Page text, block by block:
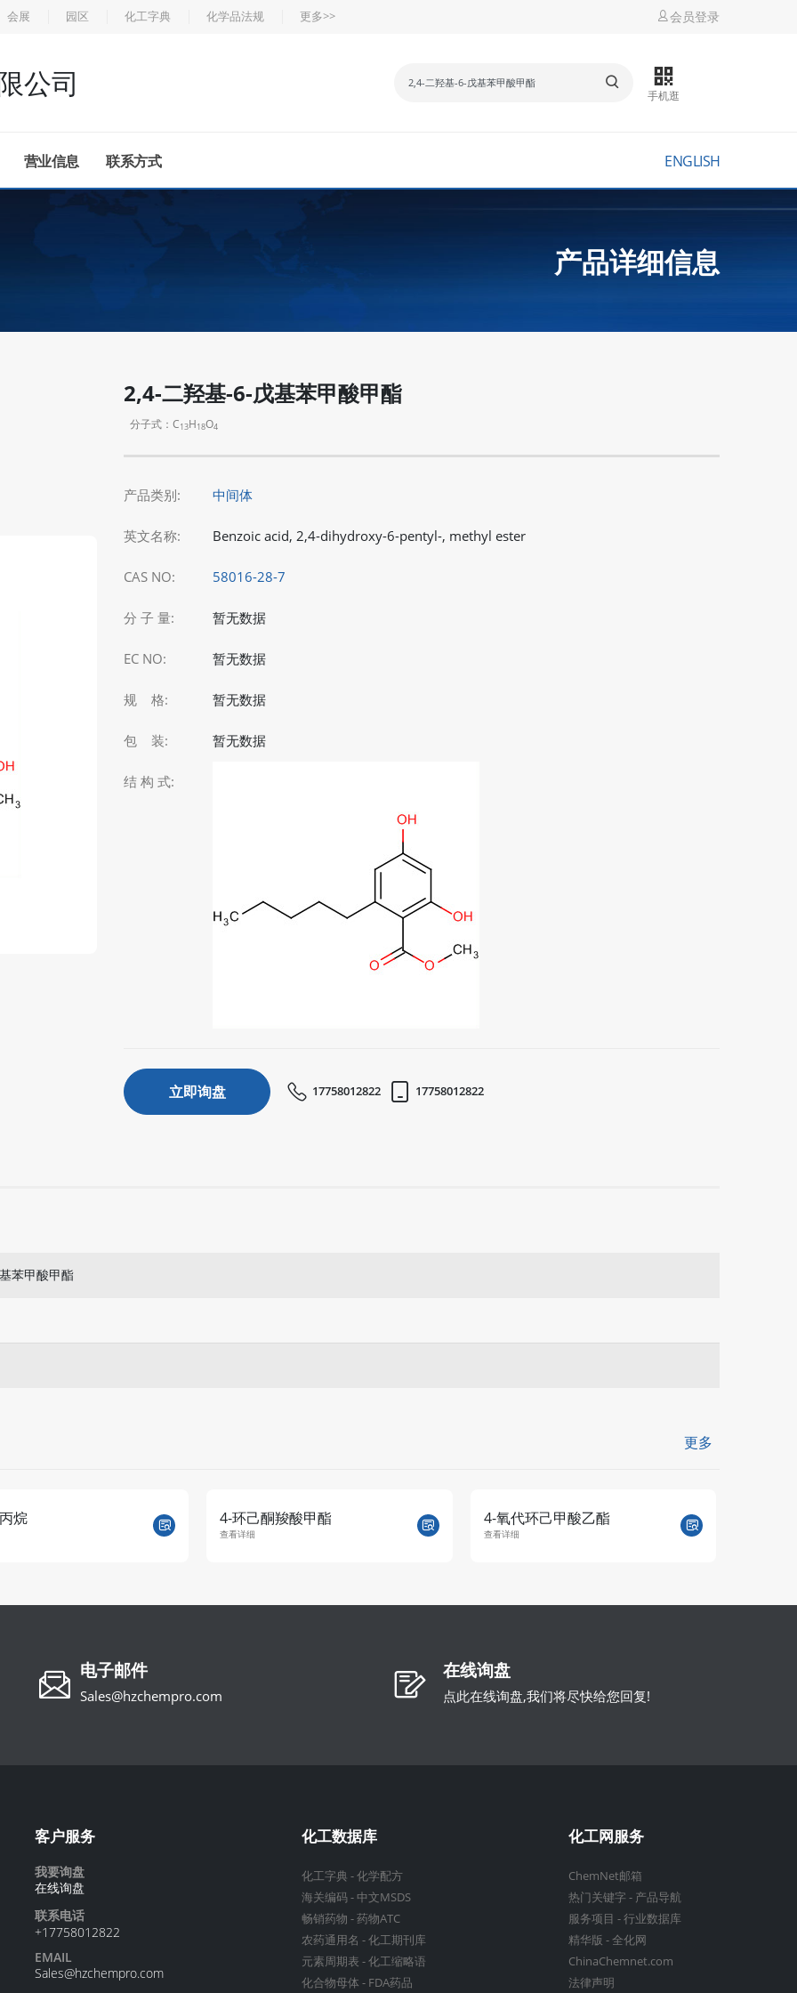
会展 园区 化工字典 化学品法规 更多>> 会员登录
公司 手机逛
营业信息 联系方式 ENGLISH
产品详细信息
2,4-二羟基-6-戊基苯甲酸甲酯
分子式：C13H18O4
产品类别: 中间体
英文名称: Benzoic acid, 2,4-dihydroxy-6-pentyl-, methyl ester
CAS NO: 58016-28-7
分 子 量: 暂无数据
EC NO: 暂无数据
规 格: 暂无数据
包 装: 暂无数据
结 构 式:
立即询盘 17758012822 17758012822
苯甲酸甲酯
更多
烷 4-环己酮羧酸甲酯
查看详细
4-氧代环己甲酸乙酯
查看详细
电子邮件
Sales@hzchempro.com
在线询盘
点此在线询盘,我们将尽快给您回复!
客户服务
我要询盘
在线询盘
联系电话
+17758012822
EMAIL
Sales@hzchempro.com
化工数据库
化工字典 -化学配方
海关编码- 中文MSDS
畅销药物 -药物ATC
农药通用名 -化工期刊库
元素周期表 -化工缩略语
化合物母体 - FDA药品
化工网服务
ChemNet邮箱
热门关键字- 产品导航
服务项目 -行业数据库
精华版 -全化网
ChinaChemnet.com
法律声明